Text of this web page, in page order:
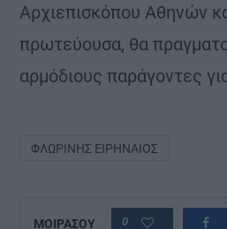
Αρχιεπισκόπου Αθηνών
πρωτεύουσα, θα
αρμόδιους παράγοντες
ΦΛΩΡΊΝΗΣ ΕΙΡΗΝΑΊΟΣ
ΜΟΙΡΑΣΟΥ 0